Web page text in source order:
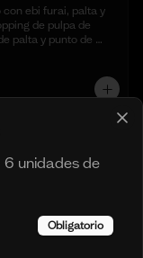
con ebi furai, palta y
de pulpa de
palta y punto de
frita en tempura,
y cebolla
cortes)
6 unidades de
Obligatorio